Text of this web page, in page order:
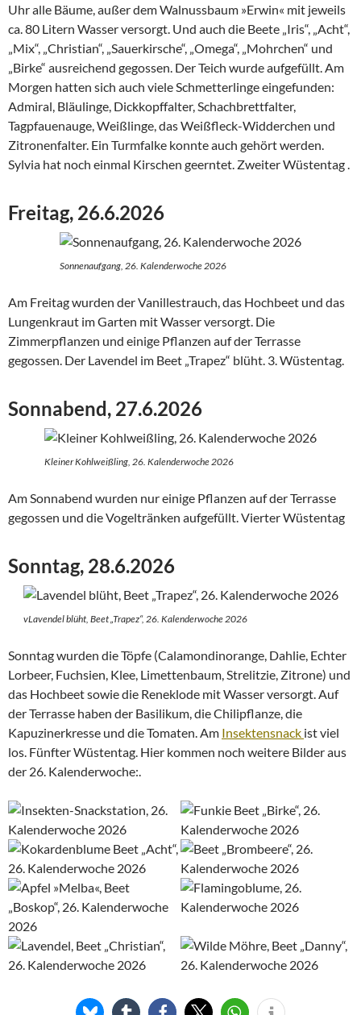
Uhr alle Bäume, außer dem Walnussbaum »Erwin« mit jeweils
ca. 80 Litern Wasser versorgt. Und auch die Beete „Iris“, „Acht“,
„Mix“, „Christian“, „Sauerkirsche“, „Omega“, „Mohrchen“ und
„Birke“ ausreichend gegossen. Der Teich wurde aufgefüllt. Am
Morgen hatten sich auch viele Schmetterlinge eingefunden:
Admiral, Bläulinge, Dickkopffalter, Schachbrettfalter,
Tagpfauenauge, Weißlinge, das Weißfleck-Widderchen und
Zitronenfalter. Ein Turmfalke konnte auch gehört werden.
Sylvia hat noch einmal Kirschen geerntet. Zweiter Wüstentag .
Freitag, 26.6.2026
Sonnenaufgang, 26. Kalenderwoche 2026
Am Freitag wurden der Vanillestrauch, das Hochbeet und das
Lungenkraut im Garten mit Wasser versorgt. Die
Zimmerpflanzen und einige Pflanzen auf der Terrasse
gegossen. Der Lavendel im Beet „Trapez“ blüht. 3. Wüstentag.
Sonnabend, 27.6.2026
Kleiner Kohlweißling, 26. Kalenderwoche 2026
Am Sonnabend wurden nur einige Pflanzen auf der Terrasse
gegossen und die Vogeltränken aufgefüllt. Vierter Wüstentag
Sonntag, 28.6.2026
vLavendel blüht, Beet „Trapez“, 26. Kalenderwoche 2026
Sonntag wurden die Töpfe (Calamondinorange, Dahlie, Echter
Lorbeer, Fuchsien, Klee, Limettenbaum, Strelitzie, Zitrone) und
das Hochbeet sowie die Reneklode mit Wasser versorgt. Auf
der Terrasse haben der Basilikum, die Chilipflanze, die
Kapuzinerkresse und die Tomaten. Am Insektensnack ist viel
los. Fünfter Wüstentag. Hier kommen noch weitere Bilder aus
der 26. Kalenderwoche:.